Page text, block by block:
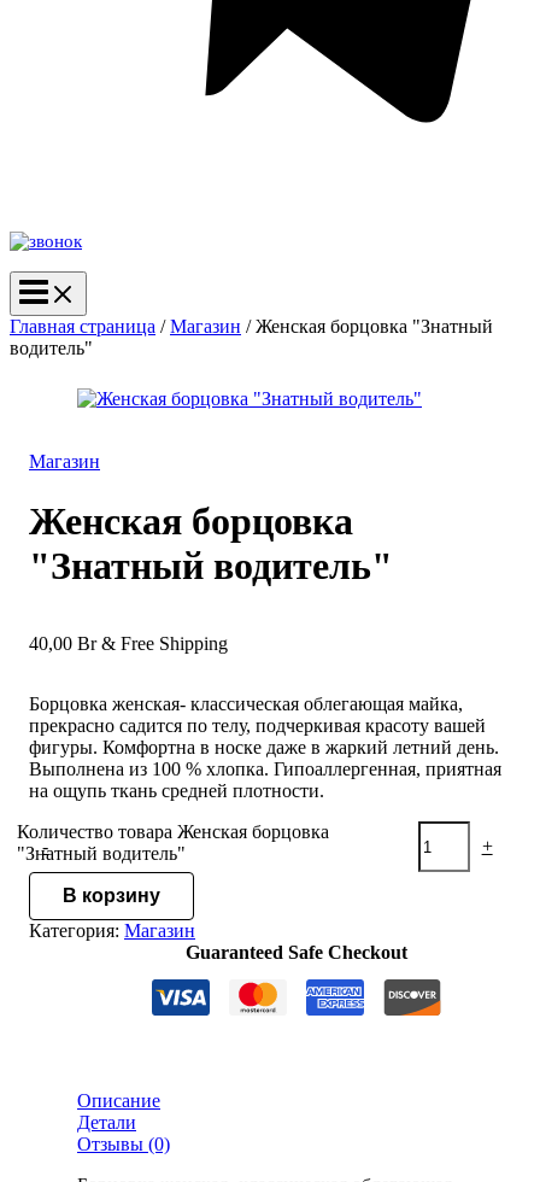
Главная страница /Магазин /Женская борцовка "Знатный
водитель"
Магазин
Женская борцовка
"Знатный водитель"
40,00 Br & Free Shipping
Борцовка женская- классическая облегающая майка,
прекрасно садится по телу, подчеркивая красоту вашей
фигуры. Комфортна в носке даже в жаркий летний день.
Выполнена из 100 % хлопка. Гипоаллергенная, приятная
на ощупь ткань средней плотности.
-
Количество товара Женская борцовка
"Знатный водитель"
+
В корзину
Категория: Магазин
Guaranteed Safe Checkout
Описание
Детали
Отзывы (0)